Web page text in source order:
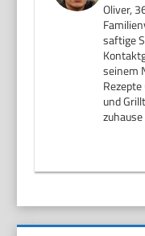
Oliver,
saftige
seinem
und